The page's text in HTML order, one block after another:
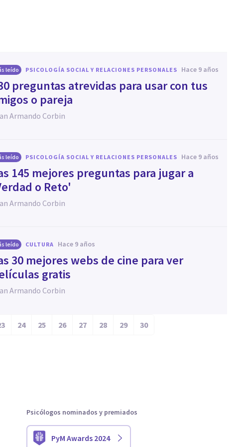
leído PSICOLOGÍA SOCIAL Y RELACIONES PERSONALES hace 9 años
preguntas atrevidas para usar con tus
o pareja
Armando Corbin
leído PSICOLOGÍA SOCIAL Y RELACIONES PERSONALES hace 9 años
145 mejores preguntas para jugar a
o Reto'
Armando Corbin
leído CULTURA hace 9 años
30 mejores webs de cine para ver
gratis
Armando Corbin
24 25 26 27 28 29 30
Psicólogos nominados y premiados
PyM Awards 2024